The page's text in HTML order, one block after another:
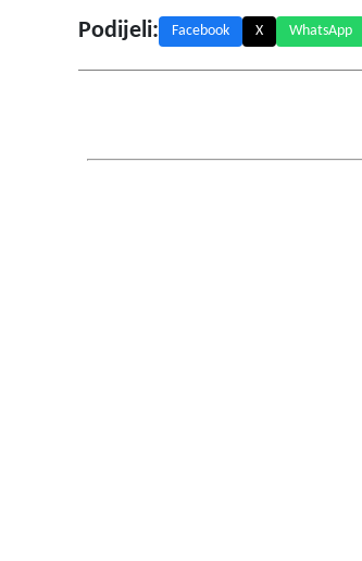
Podijeli: Facebook X WhatsApp